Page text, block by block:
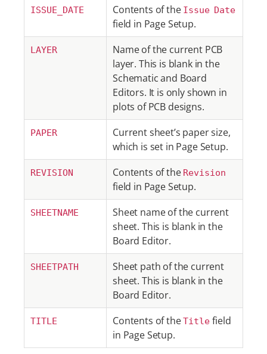
ISSUE_DATE Contents of the Issue Date
field in Page Setup.
LAYER
Name of the current PCB
layer. This is blank in the
Schematic and Board
Editors. It is only shown in
plots of PCB designs.
PAPER
Current sheet’s paper size,
which is set in Page Setup.
REVISION Contents of the Revision
field in Page Setup.
SHEETNAME
Sheet name of the current
sheet. This is blank in the
Board Editor.
SHEETPATH
Sheet path of the current
sheet. This is blank in the
Board Editor.
TITLE Contents of theTitle field
in Page Setup.